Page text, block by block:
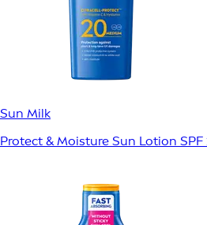
Sun Milk
Protect & Moisture Sun Lotion SPF